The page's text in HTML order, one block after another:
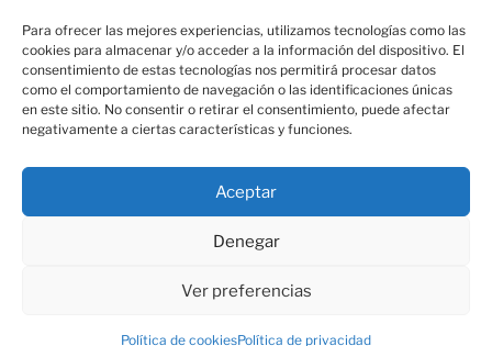
Para ofrecer las mejores experiencias, utilizamos tecnologías como las
cookies para almacenar y/o acceder a la información del dispositivo. El
consentimiento de estas tecnologías nos permitirá procesar datos
como el comportamiento de navegación o las identificaciones únicas
en este sitio. No consentir o retirar el consentimiento, puede afectar
negativamente a ciertas características y funciones.
Aceptar
Denegar
Ver preferencias
Política de cookiesPolítica de privacidad
Política de privacidad Funciona gracias a WordPress